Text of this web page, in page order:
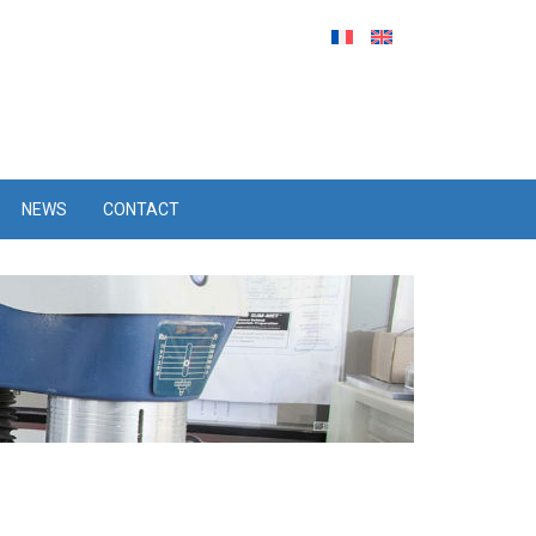
NEWS CONTACT